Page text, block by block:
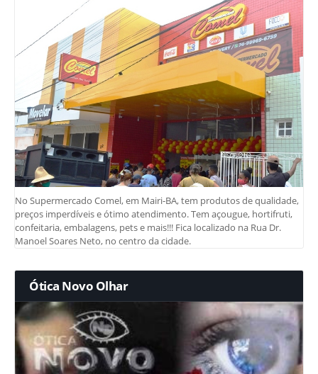
No Supermercado Comel, em Mairi-BA, tem produtos de qualidade,
preços imperdíveis e ótimo atendimento. Tem açougue, hortifruti,
confeitaria, embalagens, pets e mais!!! Fica localizado na Rua Dr.
Manoel Soares Neto, no centro da cidade.
Ótica Novo Olhar